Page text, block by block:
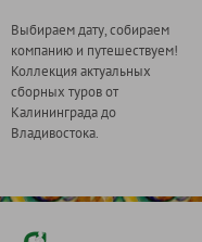
Выбираем дату, собираем
компанию и путешествуем!
Коллекция актуальных
сборных туров от
Калининграда до
Владивостока.